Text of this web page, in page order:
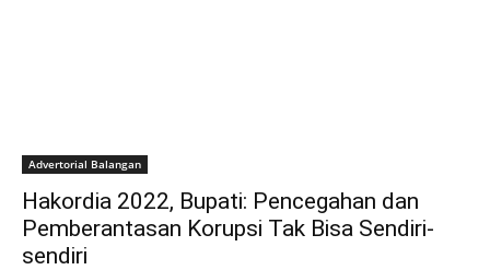
Advertorial Balangan
Hakordia 2022, Bupati: Pencegahan dan
Pemberantasan Korupsi Tak Bisa Sendiri-
sendiri